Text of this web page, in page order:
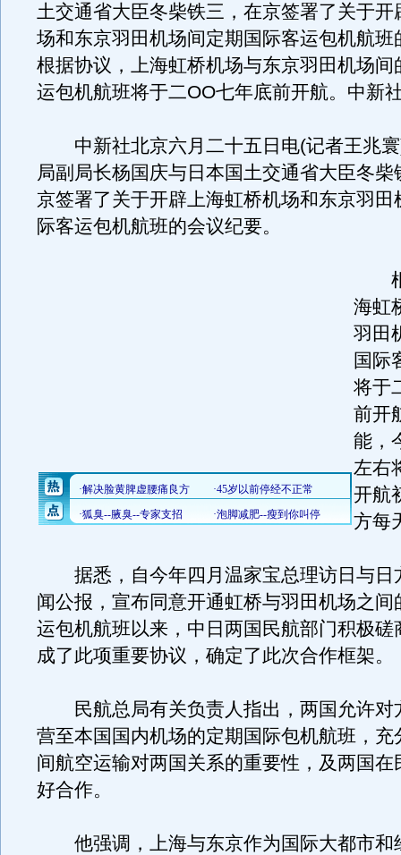
土交通省大臣冬柴铁三，在京签署了关于开
场和东京羽田机场间定期国际客运包机航班
根据协议，上海虹桥机场与东京羽田机场间
运包机航班将于二OO七年底前开航。中新
中新社北京六月二十五日电(记者王兆寰
局副局长杨国庆与日本国土交通省大臣冬柴
京签署了关于开辟上海虹桥机场和东京羽田
际客运包机航班的会议纪要。
根
海虹
羽田
国际
将于
前开
能，
左右
开航
方每
据悉，自今年四月温家宝总理访日与日
闻公报，宣布同意开通虹桥与羽田机场之间
运包机航班以来，中日两国民航部门积极磋
成了此项重要协议，确定了此次合作框架。
民航总局有关负责人指出，两国允许对
营至本国国内机场的定期国际包机航班，充
间航空运输对两国关系的重要性，及两国在
好合作。
他强调，上海与东京作为国际大都市和